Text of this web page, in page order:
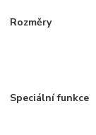
Rozměry
Speciální funkce